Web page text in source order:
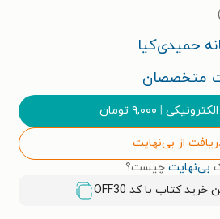
حمیدی‌کیا
متخصصان
۹,۰۰۰ تومان
از بی‌نهایت
بی‌نهایت چیست؟
OFF30